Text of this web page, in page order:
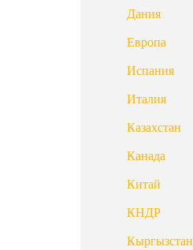
Дания
Европа
Испания
Италия
Казахстан
Канада
Китай
КНДР
Кыргызстан